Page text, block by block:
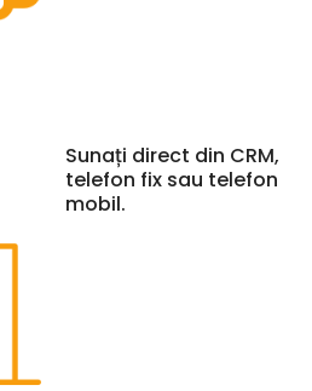
Sunați direct din CRM,
telefon fix sau telefon
mobil.